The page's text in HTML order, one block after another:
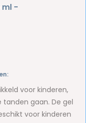
ml -
voor kinderen,
gaan. De gel
voor kinderen